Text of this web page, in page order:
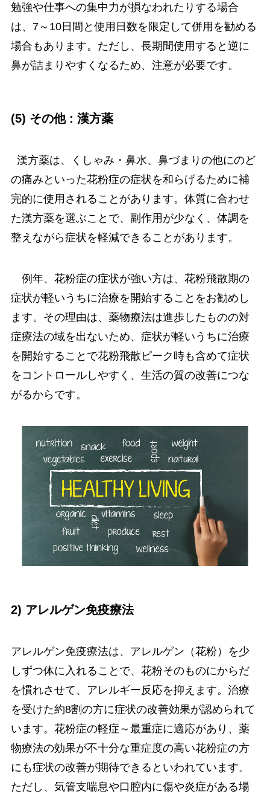
勉強や仕事への集中力が損なわれたりする場合
は、7～10日間と使用日数を限定して併用を勧める
場合もあります。ただし、長期間使用すると逆に
鼻が詰まりやすくなるため、注意が必要です。
(5) その他 : 漢方薬
漢方薬は、くしゃみ・鼻水、鼻づまりの他にのど
の痛みといった花粉症の症状を和らげるために補
完的に使用されることがあります。体質に合わせ
た漢方薬を選ぶことで、副作用が少なく、体調を
整えながら症状を軽減できることがあります。
例年、花粉症の症状が強い方は、花粉飛散期の
症状が軽いうちに治療を開始することをお勧めし
ます。その理由は、薬物療法は進歩したものの対
症療法の域を出ないため、症状が軽いうちに治療
を開始することで花粉飛散ピーク時も含めて症状
をコントロールしやすく、生活の質の改善につな
がるからです。
2) アレルゲン免疫療法
アレルゲン免疫療法は、アレルゲン（花粉）を少
しずつ体に入れることで、花粉そのものにからだ
を慣れさせて、アレルギー反応を抑えます。治療
を受けた約8割の方に症状の改善効果が認められて
います。花粉症の軽症～最重症に適応があり、薬
物療法の効果が不十分な重症度の高い花粉症の方
にも症状の改善が期待できるといわれています。
ただし、気管支喘息や口腔内に傷や炎症がある場